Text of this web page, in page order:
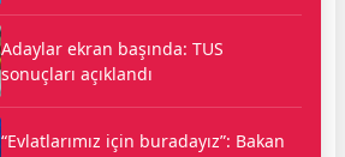
Adaylar ekran başında: TUS
sonuçları açıklandı
“Evlatlarımız için buradayız”: Bakan